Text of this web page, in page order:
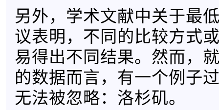
另外，学术文献中关于最
议表明，不同的比较方式
易得出不同结果。然而，
的数据而言，有一个例子
无法被忽略：洛杉矶。